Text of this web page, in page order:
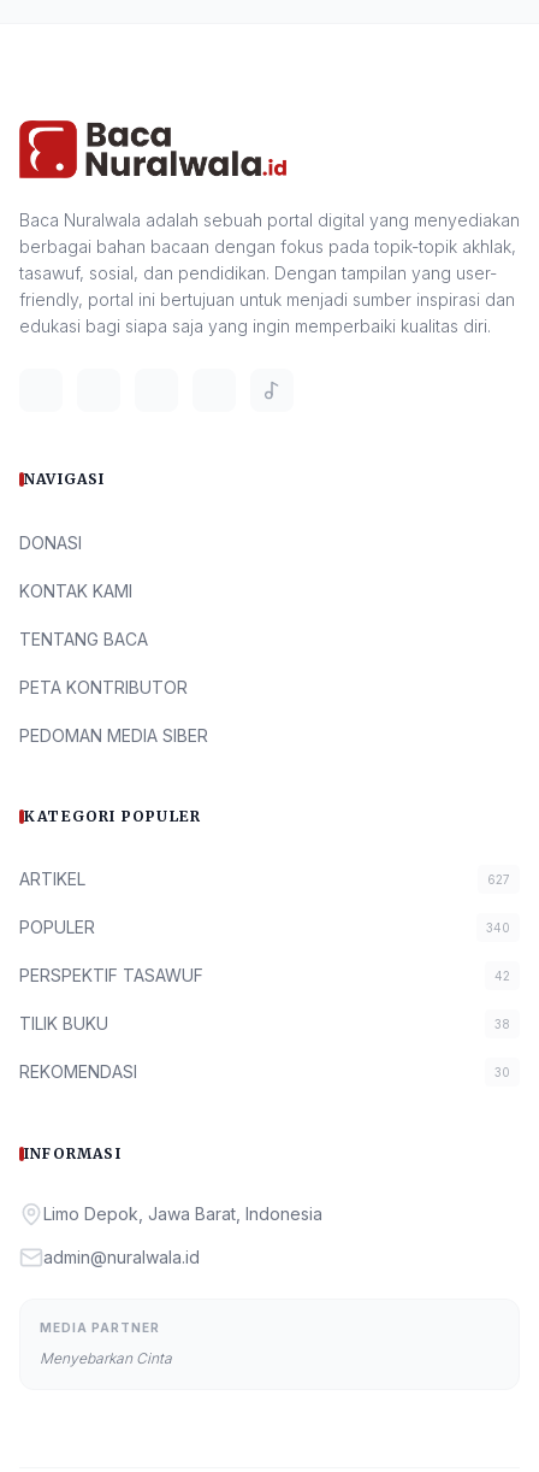
Baca Nuralwala adalah sebuah portal digital yang menyediakan
berbagai bahan bacaan dengan fokus pada topik-topik akhlak,
tasawuf, sosial, dan pendidikan. Dengan tampilan yang user-
friendly, portal ini bertujuan untuk menjadi sumber inspirasi dan
edukasi bagi siapa saja yang ingin memperbaiki kualitas diri.
NAVIGASI
DONASI
KONTAK KAMI
TENTANG BACA
PETA KONTRIBUTOR
PEDOMAN MEDIA SIBER
KATEGORI POPULER
ARTIKEL 627
POPULER 340
PERSPEKTIF TASAWUF 42
TILIK BUKU 38
REKOMENDASI 30
INFORMASI
Limo Depok, Jawa Barat, Indonesia
admin@nuralwala.id
MEDIA PARTNER
Menyebarkan Cinta